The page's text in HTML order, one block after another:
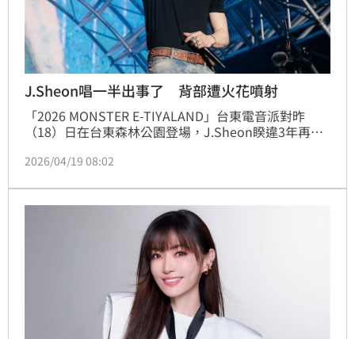
J.Sheon唱一半出事了 背部遭火花噴射
「2026 MONSTER E-TIYALAND」台東電音派對昨
（18）日在台東森林公園登場，J.Sheon睽違3年再訪
台東吧！」沒想到，他下一秒卻自爆「其實沒有參加過
笑翻。
2026/04/19 08:02